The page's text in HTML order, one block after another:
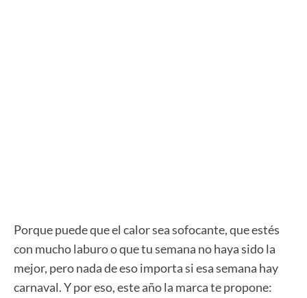
Porque puede que el calor sea sofocante, que estés
con mucho laburo o que tu semana no haya sido la
mejor, pero nada de eso importa si esa semana hay
carnaval. Y por eso, este año la marca te propone: